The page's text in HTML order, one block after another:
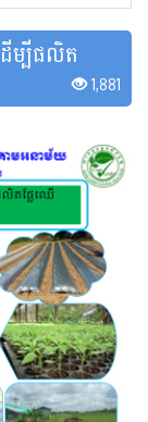
ើម្បីផលិត
1,881